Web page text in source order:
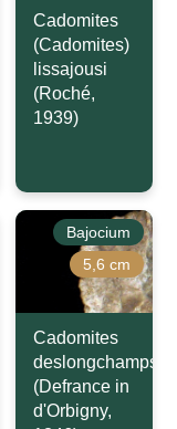
Cadomites
(Cadomites)
lissajousi
(Roché,
1939)
Bajocium
5,6 cm
Cadomites
deslongchampsi
(Defrance in
d'Orbigny,